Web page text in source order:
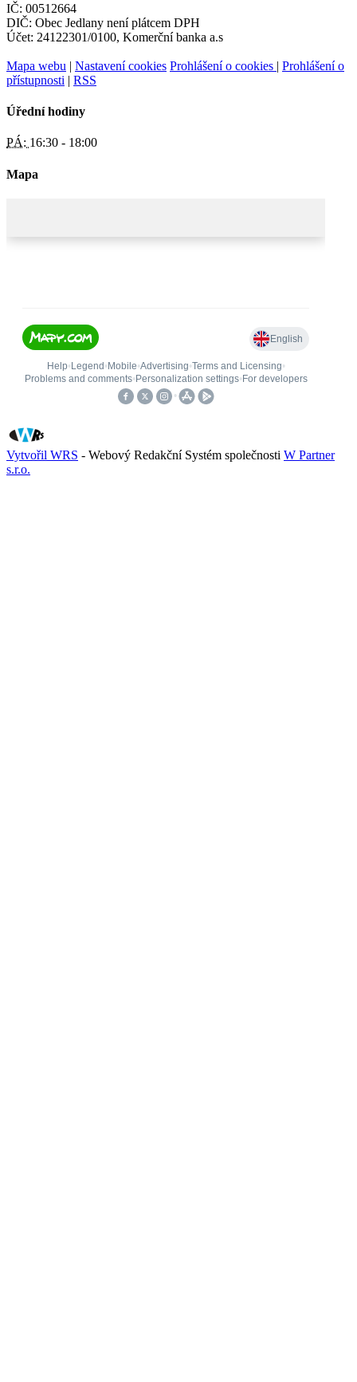
IČ: 00512664
DIČ: Obec Jedlany není plátcem DPH
Účet: 24122301/0100, Komerční banka a.s
Mapa webu | Nastavení cookies Prohlášení o cookies | Prohlášení o
přístupnosti | RSS
Úřední hodiny
PÁ: 16:30 - 18:00
Mapa
Vytvořil WRS - Webový Redakční Systém společnosti W Partner
s.r.o.